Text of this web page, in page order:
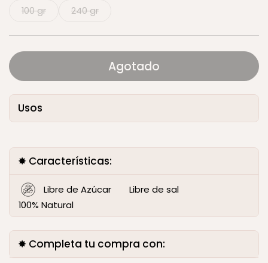
100 gr 240 gr
Agotado
Usos
✸ Características:
Libre de Azúcar
Libre de sal
100% Natural
✸ Completa tu compra con: